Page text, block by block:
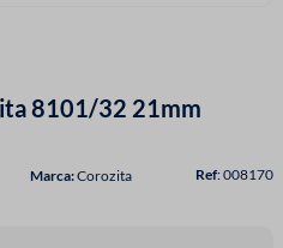
8101/32 21mm
Corozita :008170